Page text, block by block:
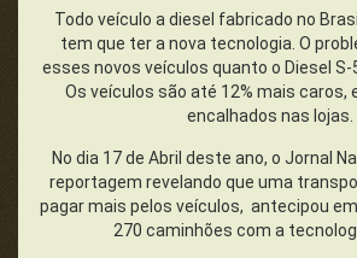
Todo veículo a diesel fabricado no
tem que ter a nova tecnologia. O
esses novos veículos quanto o Diesel S-
Os veículos são até 12% mais caros,
encalhados nas lojas.
No dia 17 de Abril deste ano, o Jornal
reportagem revelando que uma
pagar mais pelos veículos, antecipou
270 caminhões com a